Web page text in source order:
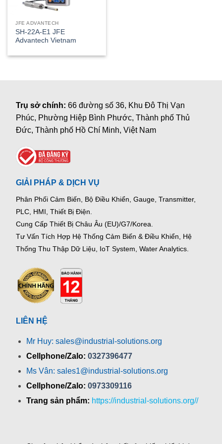
JFE ADVANTECH
SH-22A-E1 JFE
Advantech Vietnam
Trụ sở chính:66 đường số 36, Khu Đô Thị Vạn
Phúc, Phường Hiệp Bình Phước, Thành phố Thủ
Đức, Thành phố Hồ Chí Minh, Việt Nam
GIẢI PHÁP & DỊCH VỤ
Phân Phối Cảm Biến, Bộ Điều Khiển, Gauge, Transmitter,
PLC, HMI, Thiết Bị Điện.
Cung Cấp Thiết Bị Châu Âu (EU)/G7/Korea.
Tư Vấn Tích Hợp Hệ Thống Cảm Biến & Điều Khiển, Hệ
Thống Thu Thập Dữ Liệu, IoT System, Water Analytics.
LIÊN HỆ
Mr Huy: sales@industrial-solutions.org
Cellphone/Zalo: 0327396477
Ms Vân: sales1@industrial-solutions.org
Cellphone/Zalo: 0973309116
Trang sản phẩm: https://industrial-solutions.org//